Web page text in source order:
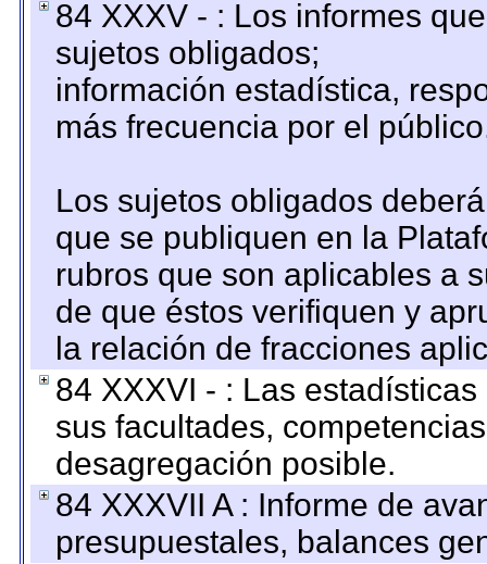
84 XXXV - : Los informes
sujetos obligados;
información estadística,
más frecuencia por el
Los sujetos obligados
que se publiquen en la
rubros que son aplicables a
de que éstos verifiquen y
la relación de fracciones
84 XXXVI - : Las
sus facultades,
desagregación posible.
84 XXXVII A : Informe de
presupuestales, balances